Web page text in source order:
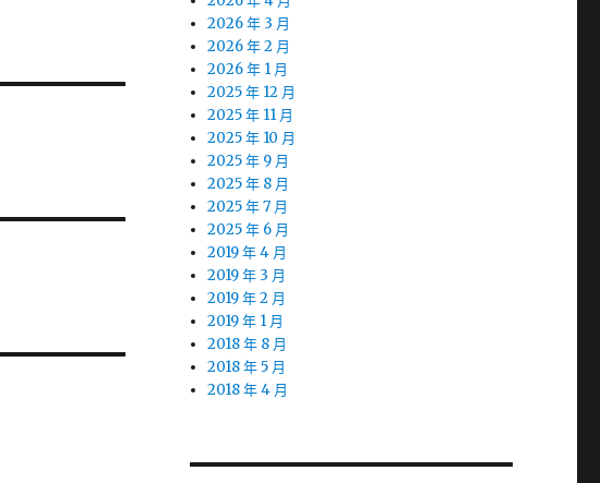
2026 年 3 月
2026 年 2 月
2026 年 1 月
2025 年 12 月
2025 年 11 月
2025 年 10 月
2025 年 9 月
2025 年 8 月
2025 年 7 月
2025 年 6 月
2019 年 4 月
2019 年 3 月
2019 年 2 月
2019 年 1 月
2018 年 8 月
2018 年 5 月
2018 年 4 月